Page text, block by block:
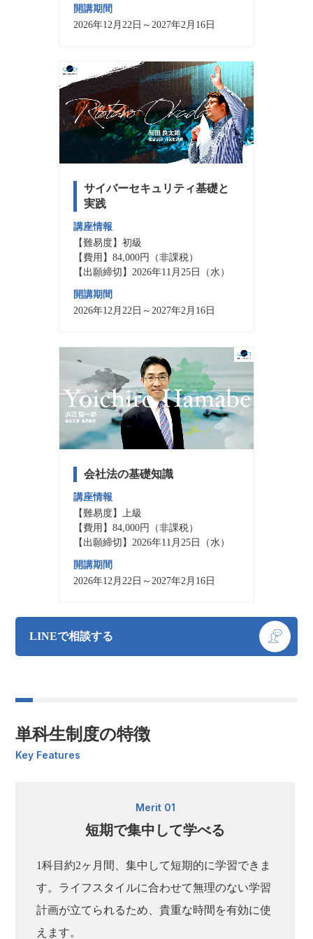
開講期間
2026年12月22日～2027年2月16日
サイバーセキュリティ基礎と
実践
講座情報
【難易度】初級
【費用】84,000円（非課税）
【出願締切】2026年11月25日（水）
開講期間
2026年12月22日～2027年2月16日
会社法の基礎知識
講座情報
【難易度】上級
【費用】84,000円（非課税）
【出願締切】2026年11月25日（水）
開講期間
2026年12月22日～2027年2月16日
LINEで相談する
単科生制度の特徴
Key Features
Merit 01
短期で集中して学べる
1科目約2ヶ月間、集中して短期的に学習できま
す。ライフスタイルに合わせて無理のない学習
計画が立てられるため、貴重な時間を有効に使
えます。